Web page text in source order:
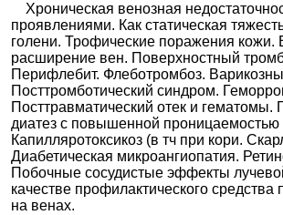
Хроническая венозная
проявлениями. Как статическая
голени. Трофические поражения кожи.
расширение вен. Поверхностный
Перифлебит. Флеботромбоз.
Посттромботический синдром.
Посттравматический отек и гематомы.
диатез с повышенной проницаемостью
Капилляротоксикоз (в тч при кори.
Диабетическая микроангиопатия.
Побочные сосудистые эффекты
качестве профилактического средства
на венах.